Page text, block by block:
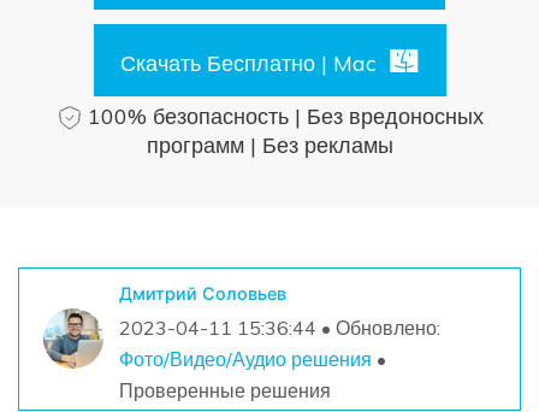
Информационный центр
НАЙТИ БОЛЬШЕ РЕШЕНИЙ
Поиск
Скачать Бесплатно | Mac
100% безопасность | Без вредоносных
программ | Без рекламы
Дмитрий Соловьев
2023-04-11 15:36:44 • Обновлено:
Фото/Видео/Аудио решения •
Проверенные решения